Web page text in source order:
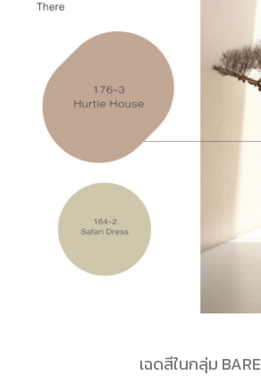
เฉดสีในกลุ่ม BARE